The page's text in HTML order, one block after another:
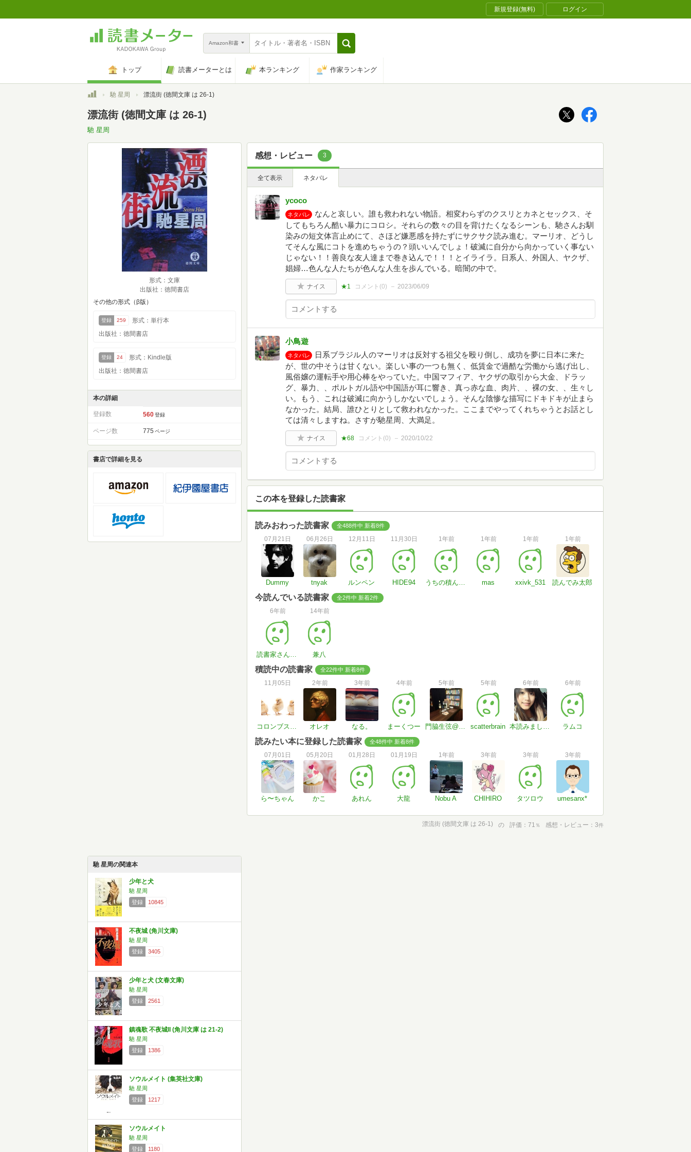
新規登録(無料) ログイン
Amazon和書
トップ 読書メーターとは 本ランキング 作家ランキング
トップ馳 星周 漂流街 (徳間文庫 は 26-1)
漂流街 (徳間文庫 は 26-1)
馳 星周
形式：文庫
出版社：徳間書店
その他の形式（β版）
登録 259
形式：単行本
出版社：徳間書店
登録 24
形式：Kindle版
出版社：徳間書店
本の詳細
登録数 560 登録
ページ数 775 ページ
書店で詳細を見る
馳 星周の関連本
少年と犬
馳 星周
登録
10845
不夜城 (角川文庫)
馳 星周
登録
3405
少年と犬 (文春文庫)
馳 星周
登録
2561
鎮魂歌 不夜城II (角川文庫 は 21-2)
馳 星周
登録
1386
ソウルメイト (集英社文庫)
馳 星周
登録
1217
ソウルメイト
馳 星周
登録
1180
感想・レビュー 3
全て表示 ネタバレ
ycoco
ネタバレ
なんと哀しい。誰も救われない物語。相変わらずのクスリとカネとセックス、そ
してもちろん酷い暴力にコロシ。それらの数々の目を背けたくなるシーンも、馳さんお馴
染みの短文体言止めにて、さほど嫌悪感を持たずにサクサク読み進む。マーリオ、どうし
てそんな風にコトを進めちゃうの？頭いいんでしょ！破滅に自分から向かっていく事ない
じゃない！！善良な友人達まで巻き込んで！！！とイライラ。日系人、外国人、ヤクザ、
娼婦…色んな人たちが色んな人生を歩んでいる。暗闇の中で。
ナイス ★1 コメント(0) 2023/06/09
小鳥遊
ネタバレ
日系ブラジル人のマーリオは反対する祖父を殴り倒し、成功を夢に日本に来た
が、世の中そうは甘くない。楽しい事の一つも無く、低賃金で過酷な労働から逃げ出し、
風俗嬢の運転手や用心棒をやっていた。中国マフィア、ヤクザの取引から大金、ドラッ
グ、暴力、、ポルトガル語や中国語が耳に響き、真っ赤な血、肉片、、裸の女、、生々し
い。もう、これは破滅に向かうしかないでしょう。そんな陰惨な描写にドキドキが止まら
なかった。結局、誰ひとりとして救われなかった。ここまでやってくれちゃうとお話とし
ては清々しますね。さすが馳星周、大満足。
ナイス ★68 コメント(0) 2020/10/22
この本を登録した読書家
読みおわった読書家 全488件中 新着8件
07月21日
Dummy
06月26日
tnyak
12月11日
ルンペン
11月30日
HIDE94
1年前
うちの積ん読本
1年前
mas
1年前
xxivk_531
1年前
読んでみ太郎
今読んでいる読書家 全2件中 新着2件
6年前
読書家さん#AcZfJN
14年前
兼八
積読中の読書家 全22件中 新着8件
11月05日
コロンブスの卵から孵った雛
2年前
オレオ
3年前
なる。
4年前
まーくつー
5年前
門脇生弦@^-^@
5年前
scatterbrain
6年前
本読みましょ！
6年前
ラムコ
読みたい本に登録した読書家 全48件中 新着8件
07月01日
ら〜ちゃん
05月20日
かこ
01月28日
あれん
01月19日
大龍
1年前
Nobu A
3年前
CHIHIRO
3年前
タツロウ
3年前
umesanx*
漂流街 (徳間文庫 は 26-1) の 評価 71 ％ 感想・レビュー 3件